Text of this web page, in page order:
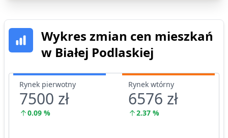
Wykres zmian cen mieszkań
w Białej Podlaskiej
Rynek pierwotny
7500 zł
0.09 %
Rynek wtórny
6576 zł
2.37 %